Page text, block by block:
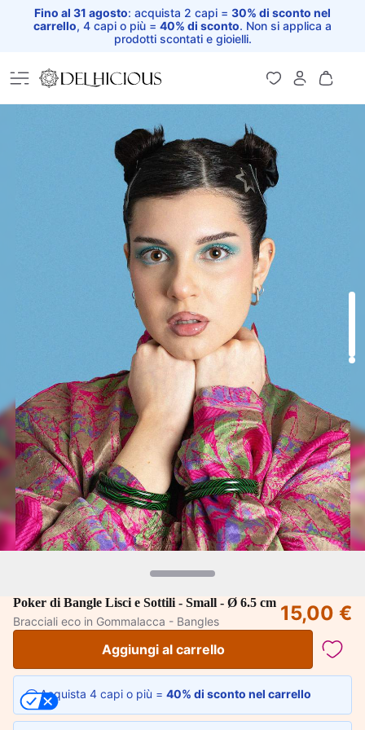
Fino al 31 agosto: acquista 2 capi = 30% di sconto nel
carrello, 4 capi o più = 40% di sconto. Non si applica a
prodotti scontati e gioielli.
Home
Poker di Bangle Lisci e Sottili - Small - Ø 6.5 cm
Bracciali eco in Gommalacca - Bangles
15,00 €
Aggiungi al carrello
Acquista 4 capi o più = 40% di sconto nel carrello